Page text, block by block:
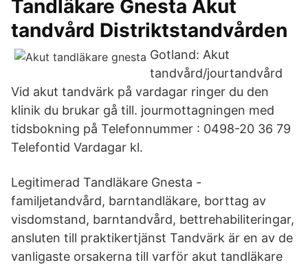
Tandläkare Gnesta Akut
tandvård Distriktstandvården
Gotland: Akut
tandvård/jourtandvård
Vid akut tandvärk på vardagar ringer du den
klinik du brukar gå till. jourmottagningen med
tidsbokning på Telefonnummer : 0498-20 36 79
Telefontid Vardagar kl.
Legitimerad Tandläkare Gnesta -
familjetandvård, barntandläkare, borttag av
visdomstand, barntandvård, bettrehabiliteringar,
ansluten till praktikertjänst Tandvärk är en av de
vanligaste orsakerna till varför akut tandläkare